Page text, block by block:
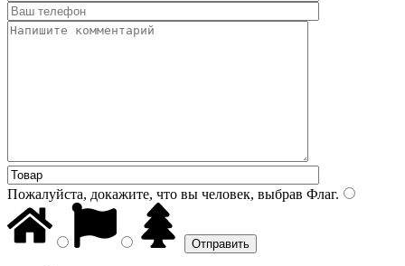
Пожалуйста, докажите, что вы человек, выбрав Флаг.